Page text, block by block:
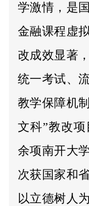
学激情，是
金融课程虚
改成效显著
统一考试、
教学保障机
文科”教改
余项南开大
次获国家和
以立德树人